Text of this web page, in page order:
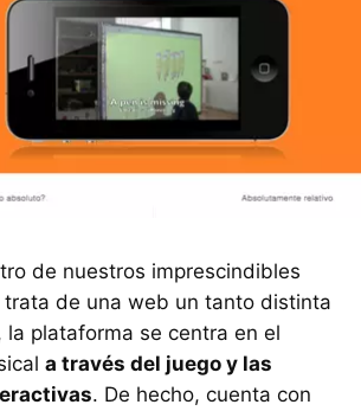
de nuestros imprescindibles
trata de una web un tanto distinta
la plataforma se centra en el
a través del juego y las
. De hecho, cuenta con